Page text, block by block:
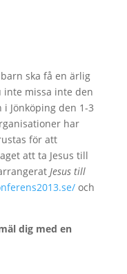
ska få en ärlig
inte missa inte den
Jönköping den 1-3
har
för att
att ta Jesus till
Jesus till
och
dig med en